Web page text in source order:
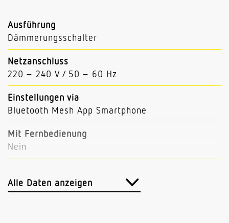
Ausführung
Dämmerungsschalter
Netzanschluss
220 – 240 V / 50 – 60 Hz
Einstellungen via
Bluetooth Mesh App Smartphone
Mit Fernbedienung
Nein
38 x 95 x 95 mm
Alle Daten anzeigen